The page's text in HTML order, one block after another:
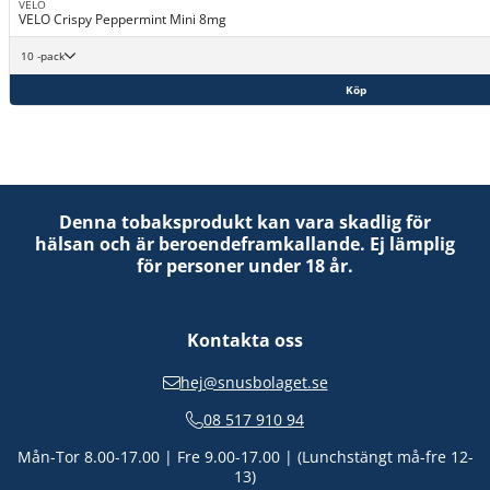
VELO
VELO Crispy Peppermint Mini 8mg
10 -pack
Köp
Denna tobaksprodukt kan vara skadlig för
hälsan och är beroendeframkallande. Ej lämplig
för personer under 18 år.
Kontakta oss
hej@snusbolaget.se
08 517 910 94
Mån-Tor 8.00-17.00 | Fre 9.00-17.00 | (Lunchstängt må-fre 12-
13)